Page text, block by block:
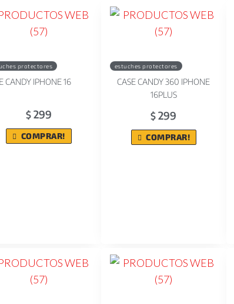
protectores
CANDY IPHONE 16
$299
COMPRAR!
estuches protectores
CASE CANDY 360 IPHONE
16PLUS
$ 299
COMPRAR!